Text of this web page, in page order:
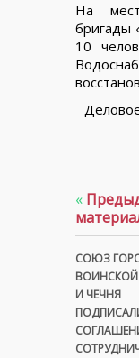
На
бригады
10
«
СОЮЗ
И ЧЕЧНЯ